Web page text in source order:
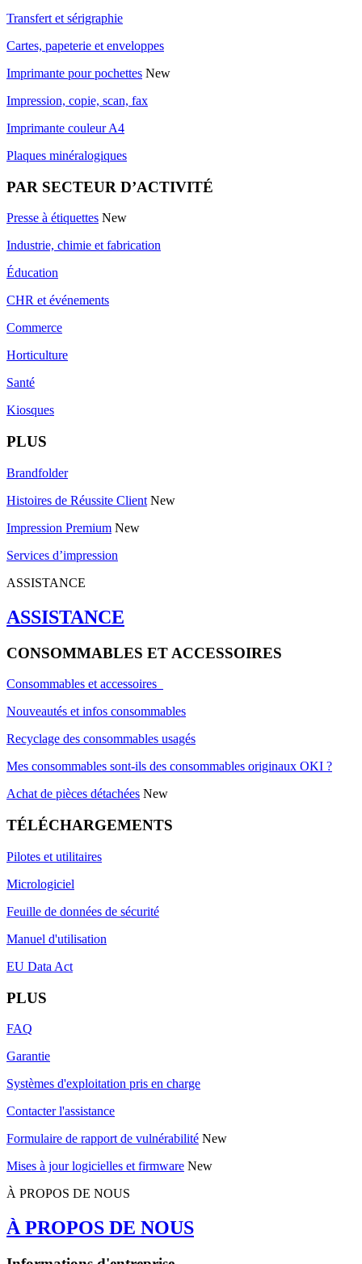
Transfert et sérigraphie
Cartes, papeterie et enveloppes
Imprimante pour pochettes New
Impression, copie, scan, fax
Imprimante couleur A4
Plaques minéralogiques
PAR SECTEUR D’ACTIVITÉ
Presse à étiquettes New
Industrie, chimie et fabrication
Éducation
CHR et événements
Commerce
Horticulture
Santé
Kiosques
PLUS
Brandfolder
Histoires de Réussite Client New
Impression Premium New
Services d’impression
ASSISTANCE
ASSISTANCE
CONSOMMABLES ET ACCESSOIRES
Consommables et accessoires
Nouveautés et infos consommables
Recyclage des consommables usagés
Mes consommables sont-ils des consommables originaux OKI ?
Achat de pièces détachées New
TÉLÉCHARGEMENTS
Pilotes et utilitaires
Micrologiciel
Feuille de données de sécurité
Manuel d'utilisation
EU Data Act
PLUS
FAQ
Garantie
Systèmes d'exploitation pris en charge
Contacter l'assistance
Formulaire de rapport de vulnérabilité New
Mises à jour logicielles et firmware New
À PROPOS DE NOUS
À PROPOS DE NOUS